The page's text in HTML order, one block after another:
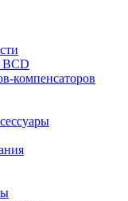
BCD
компенсаторов